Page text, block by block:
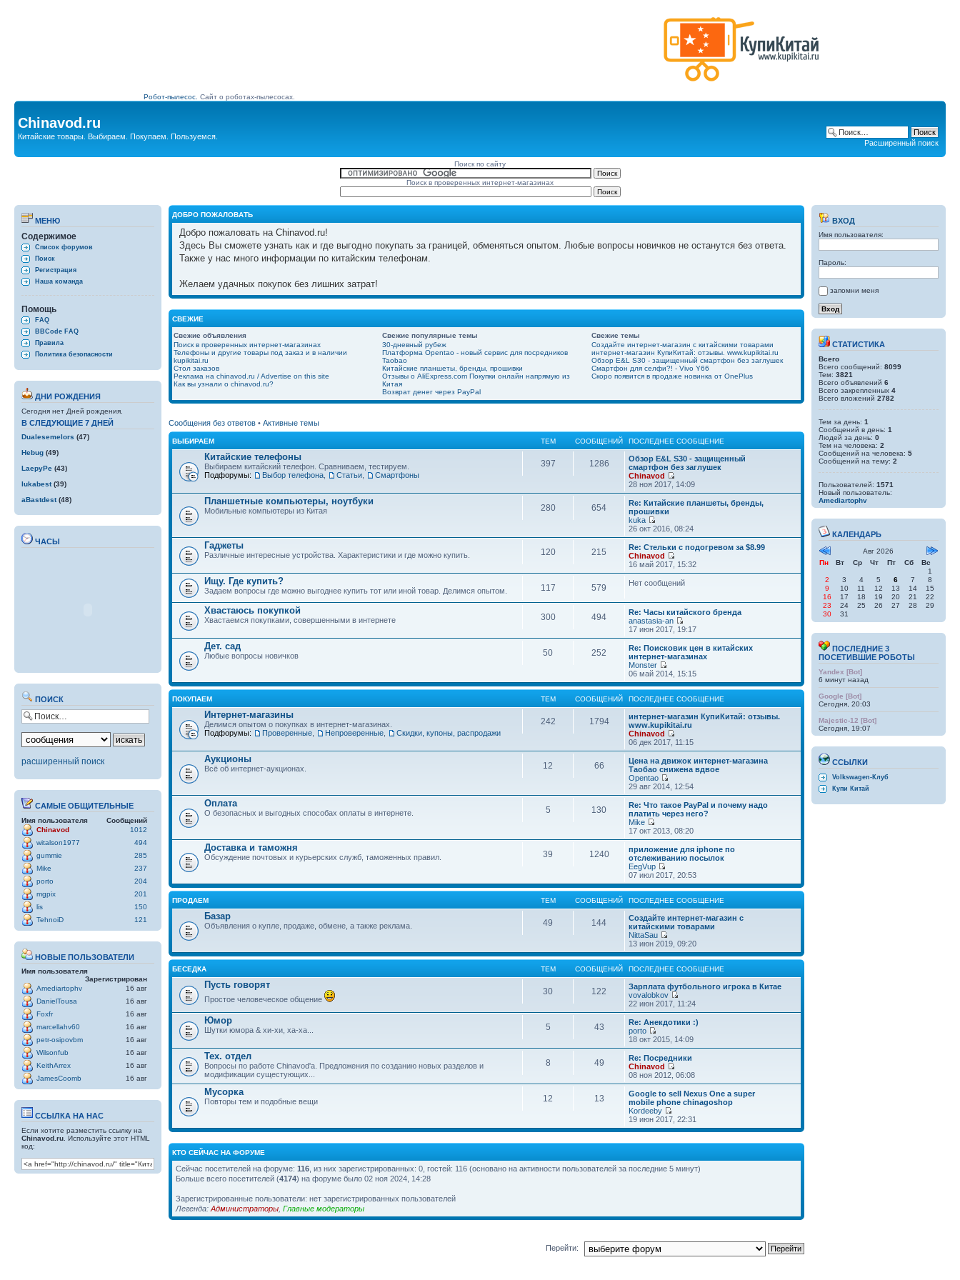
Робот-пылесос. Сайт о роботах-пылесосах.
Chinavod.ru
Китайские товары. Выбираем. Покупаем. Пользуемся.
Расширенный поиск
Поиск по сайту
Поиск в проверенных интернет-магазинах
МЕНЮ
Содержимое
Список форумов
Поиск
Регистрация
Наша команда
Помощь
FAQ
BBCode FAQ
Правила
Политика безопасности
ДНИ РОЖДЕНИЯ
Сегодня нет Дней рождения.
В СЛЕДУЮЩИЕ 7 ДНЕЙ
Dualesemelors (47)
Hebug (49)
LaepyPe (43)
lukabest(39)
aBastdest(48)
ЧАСЫ
ПОИСК
расширенный поиск
САМЫЕ ОБЩИТЕЛЬНЫЕ
Имя пользователя
Сообщений
Chinavod
1012
witalson1977
494
gummie
285
Mike
237
porto
204
mgpix
201
lis
150
TehnoiD
121
НОВЫЕ ПОЛЬЗОВАТЕЛИ
Имя пользователя
Зарегистрирован
Amediartophv
16 авг
DanielTousa
16 авг
Foxfr
16 авг
marcellahv60
16 авг
petr-osipovbm
16 авг
Wilsonfub
16 авг
KeithArrex
16 авг
JamesCoomb
16 авг
ССЫЛКА НА НАС
Если хотите разместить ссылку на
Chinavod.ru . Используйте этот HTML
код:
ДОБРО ПОЖАЛОВАТЬ
Добро пожаловать на Chinavod.ru!
Здесь Вы сможете узнать как и где выгодно покупать за границей, обменяться опытом. Любые вопросы новичков не останутся без ответа.
Также у нас много информации по китайским телефонам.
Желаем удачных покупок без лишних затрат!
СВЕЖИЕ
Свежие объявления Свежие популярные темы
Свежие темы
Поиск в проверенных интернет-магазинах
Телефоны и другие товары под заказ и в наличии
kupikitai.ru
Стол заказов
Реклама на chinavod.ru / Advertise on this site
Как вы узнали о chinavod.ru?
30-дневный рубеж
Платформа Opentao - новый сервис для посредников
Taobao
Китайские планшеты, бренды, прошивки
Отзывы о AliExpress.com Покупки онлайн напрямую из
Китая
Возврат денег через PayPal
Создайте интернет-магазин с китайскими товарами
интернет-магазин КупиКитай: отзывы. www.kupikitai.ru
Обзор E&L S30 - защищенный смартфон без заглушек
Смартфон для селфи?! - Vivo Y66
Скоро появится в продаже новинка от OnePlus
Сообщения без ответов • Активные темы
ВЫБИРАЕМ ТЕМ СООБЩЕНИЙ ПОСЛЕДНЕЕ СООБЩЕНИЕ
Китайские телефоны
Выбираем китайский телефон. Сравниваем, тестируем.
Подфорумы:
Выбор телефона Статьи Смартфоны
397 1286
Обзор E&L S30 - защищенный
смартфон без заглушек
Chinavod
28 ноя 2017, 14:09
Планшетные компьютеры, ноутбуки
Мобильные компьютеры из Китая 280 654
Re: Китайские планшеты, бренды,
прошивки
kuka
26 окт 2016, 08:24
Гаджеты
Различные интересные устройства. Характеристики и где можно купить. 120 215
Re: Стельки с подогревом за $8.99
Chinavod
16 май 2017, 15:32
Ищу. Где купить?
Задаем вопросы где можно выгоднее купить тот или иной товар. Делимся опытом. 117 579 Нет сообщений
Хвастаюсь покупкой
Хвастаемся покупками, совершенными в интернете 300 494
Re: Часы китайского бренда
anastasia-an
17 июн 2017, 19:17
Дет. сад
Любые вопросы новичков 50 252
Re: Поисковик цен в китайских
интернет-магазинах
Monster
06 май 2014, 15:15
ПОКУПАЕМ ТЕМ СООБЩЕНИЙ ПОСЛЕДНЕЕ СООБЩЕНИЕ
Интернет-магазины
Делимся опытом о покупках в интернет-магазинах.
Подфорумы:
Проверенные Непроверенные Скидки, купоны, распродажи
242 1794
интернет-магазин КупиКитай: отзывы.
www.kupikitai.ru
Chinavod
06 дек 2017, 11:15
Аукционы
Всё об интернет-аукционах. 12 66
Цена на движок интернет-магазина
Таобао снижена вдвое
Opentao
29 авг 2014, 12:54
Оплата
О безопасных и выгодных способах оплаты в интернете. 5 130
Re: Что такое PayPal и почему надо
платить через него?
Mike
17 окт 2013, 08:20
Доставка и таможня
Обсуждение почтовых и курьерских служб, таможенных правил. 39 1240
приложение для iphone по
отслеживанию посылок
EegVup
07 июл 2017, 20:53
ПРОДАЕМ ТЕМ СООБЩЕНИЙ ПОСЛЕДНЕЕ СООБЩЕНИЕ
Базар
Объявления о купле, продаже, обмене, а также реклама. 49 144
Создайте интернет-магазин с
китайскими товарами
NittaSau
13 июн 2019, 09:20
БЕСЕДКА ТЕМ СООБЩЕНИЙ ПОСЛЕДНЕЕ СООБЩЕНИЕ
Пусть говорят
Простое человеческое общение
30 122
Зарплата футбольного игрока в Китае
vovalobkov
22 июн 2017, 11:24
Юмор
Шутки юмора & хи-хи, ха-ха... 5 43
Re: Анекдотики :)
porto
18 окт 2015, 14:09
Тех. отдел
Вопросы по работе Chinavod'а. Предложения по созданию новых разделов и
модификации сущестующих...
8 49
Re: Посредники
Chinavod
08 ноя 2012, 06:08
Мусорка
Повторы тем и подобные вещи 12 13
Google to sell Nexus One a super
mobile phone chinagoshop
Kordeeby
19 июн 2017, 22:31
КТО СЕЙЧАС НА ФОРУМЕ
Сейчас посетителей на форуме: 116 , из них зарегистрированных: 0, гостей: 116 (основано на активности пользователей за последние 5 минут)
Больше всего посетителей (4174) на форуме было 02 ноя 2024, 14:28
Зарегистрированные пользователи: нет зарегистрированных пользователей
Легенда: Администраторы Главные модераторы
Перейти:
ВХОД
Имя пользователя:
Пароль:
запомни меня
СТАТИСТИКА
Всего
Всего сообщений: 8099
Тем: 3821
Всего объявлений 6
Всего закрепленных 4
Всего вложений 2782
Тем за день: 1
Сообщений в день: 1
Людей за день: 0
Тем на человека: 2
Сообщений на человека: 5
Сообщений на тему: 2
Пользователей: 1571
Новый пользователь:
Amediartophv
КАЛЕНДАРЬ
Авг 2026
Пн
Вт Ср Чт Пт Сб
Вс
1
2
3 4 5 6 7
8
9
10 11 12 13 14
15
16
17 18 19 20 21
22
23
24 25 26 27 28
29
30
31
ПОСЛЕДНИЕ 3
ПОСЕТИВШИЕ РОБОТЫ
Yandex [Bot]
6 минут назад
Google [Bot]
Сегодня, 20:03
Majestic-12 [Bot]
Сегодня, 19:07
ССЫЛКИ
Volkswagen-Клуб
Купи Китай